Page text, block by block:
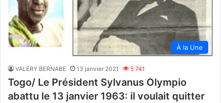
À la Une
VALERY BERNABE 13 janvier 2021 5 741
Togo/ Le Président Sylvanus Olympio
abattu le 13 janvier 1963: il voulait quitter